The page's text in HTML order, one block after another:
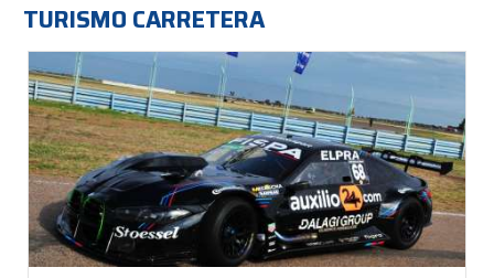
TURISMO CARRETERA